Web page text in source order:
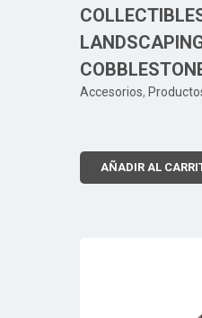
Accesorios,
AÑADIR AL